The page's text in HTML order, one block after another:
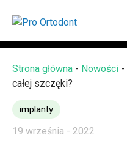
Strona główna - Nowości -
całej szczęki?
implanty
19 września - 2022